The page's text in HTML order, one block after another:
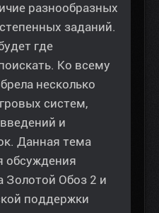
разнообразных
заданий.
где
Ко всему
несколько
систем,
и
Данная тема
обсуждения
Обоз 2 и
поддержки